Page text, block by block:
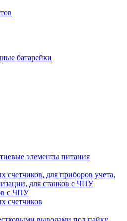
батарейки
элементы питания
счетчиков, для приборов учета,
для станков с ЧПУ
с ЧПУ
счетчиков
выводами под пайку.